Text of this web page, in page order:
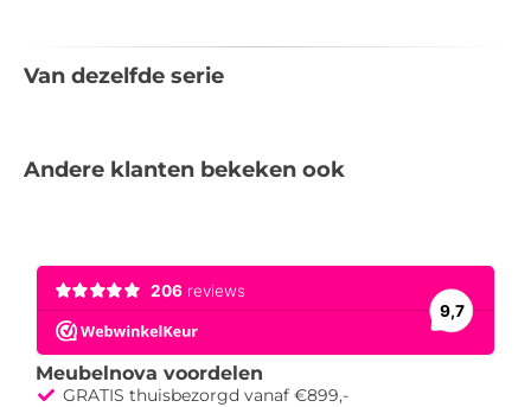
Van dezelfde serie
Andere klanten bekeken ook
Meubelnova voordelen
GRATIS thuisbezorgd vanaf €899,-